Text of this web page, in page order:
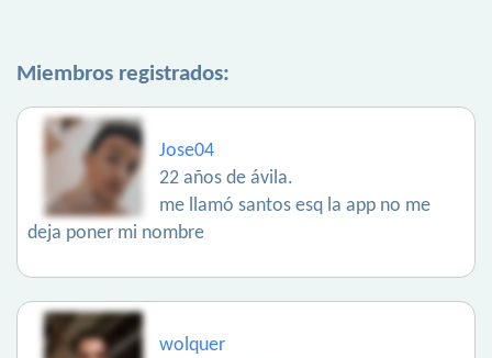
Miembros registrados:
Jose04
22 años de ávila.
me llamó santos esq la app no me
deja poner mi nombre
wolquer